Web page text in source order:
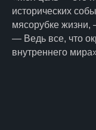
исторических
мясорубке жизни,
— Ведь все, что
внутреннего
премия для